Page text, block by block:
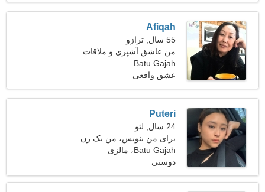
Afiqah
55 سال, ترازو
من عاشق آشپزی و ملاقات
هستم
Batu Gajah
عشق واقعی
Puteri
24 سال, لئو
برای من بنویس، من یک زن
پیچیده هستم
Batu Gajah، مالزی
دوستی